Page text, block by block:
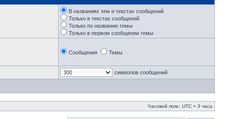
В названиях тем и текстах сообщений
Только в текстах сообщений
Только по названию темы
Только в первом сообщении темы
Сообщения Темы
символов сообщений
Часовой пояс: UTC + 3 часа